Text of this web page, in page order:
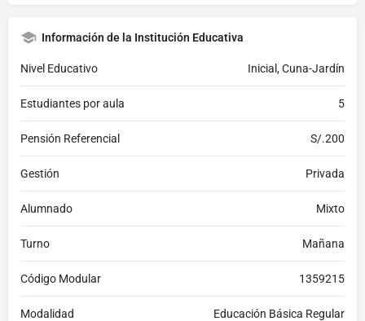
Información de la Institución Educativa
Nivel Educativo Inicial, Cuna-Jardín
Estudiantes por aula 5
Pensión Referencial S/.200
Gestión Privada
Alumnado Mixto
Turno Mañana
Código Modular 1359215
Modalidad Educación Básica Regular